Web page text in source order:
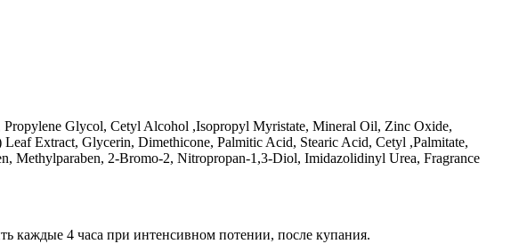
Glycol, Cetyl Alcohol ,Isopropyl Myristate, Mineral Oil, Zinc Oxide,
Extract, Glycerin, Dimethicone, Palmitic Acid, Stearic Acid, Cetyl ,Palmitate,
Methylparaben, 2-Bromo-2, Nitropropan-1,3-Diol, Imidazolidinyl Urea, Fragrance
каждые 4 часа при интенсивном потении, после купания.